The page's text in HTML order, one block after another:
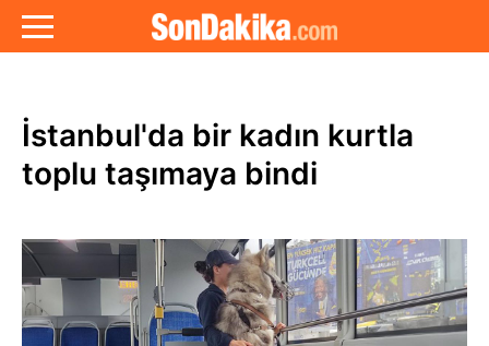
İstanbul'da bir kadın kurtla
toplu taşımaya bindi